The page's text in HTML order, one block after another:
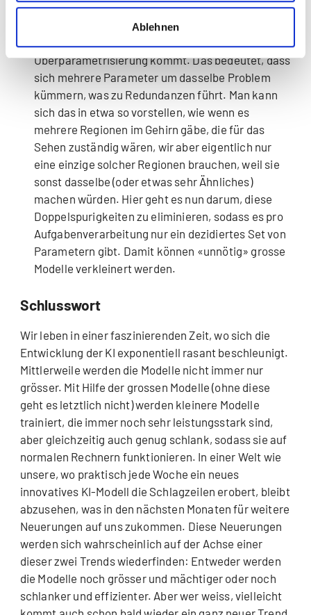
Ablehnen
Wegrationalisierung von Mehrspurigkeiten. Bei
Deep Neural Networks ist es ein bekanntes
Phänomen, dass es zu einer
Überparametrisierung kommt. Das bedeutet, dass
sich mehrere Parameter um dasselbe Problem
kümmern, was zu Redundanzen führt. Man kann
sich das in etwa so vorstellen, wie wenn es
mehrere Regionen im Gehirn gäbe, die für das
Sehen zuständig wären, wir aber eigentlich nur
eine einzige solcher Regionen brauchen, weil sie
sonst dasselbe (oder etwas sehr Ähnliches)
machen würden. Hier geht es nun darum, diese
Doppelspurigkeiten zu eliminieren, sodass es pro
Aufgabenverarbeitung nur ein dezidiertes Set von
Parametern gibt. Damit können «unnötig» grosse
Modelle verkleinert werden.
Schlusswort
Wir leben in einer faszinierenden Zeit, wo sich die
Entwicklung der KI exponentiell rasant beschleunigt.
Mittlerweile werden die Modelle nicht immer nur
grösser. Mit Hilfe der grossen Modelle (ohne diese
geht es letztlich nicht) werden kleinere Modelle
trainiert, die immer noch sehr leistungsstark sind,
aber gleichzeitig auch genug schlank, sodass sie auf
normalen Rechnern funktionieren. In einer Welt wie
unsere, wo praktisch jede Woche ein neues
innovatives KI-Modell die Schlagzeilen erobert, bleibt
abzusehen, was in den nächsten Monaten für weitere
Neuerungen auf uns zukommen. Diese Neuerungen
werden sich wahrscheinlich auf der Achse einer
dieser zwei Trends wiederfinden: Entweder werden
die Modelle noch grösser und mächtiger oder noch
schlanker und effizienter. Aber wer weiss, vielleicht